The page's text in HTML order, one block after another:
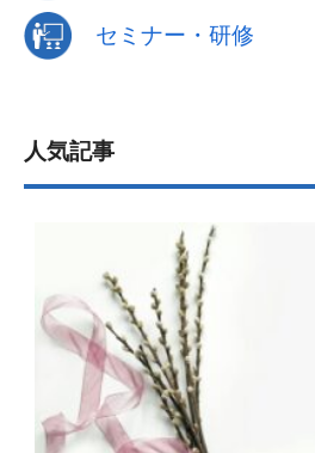
セミナー・研修
人気記事